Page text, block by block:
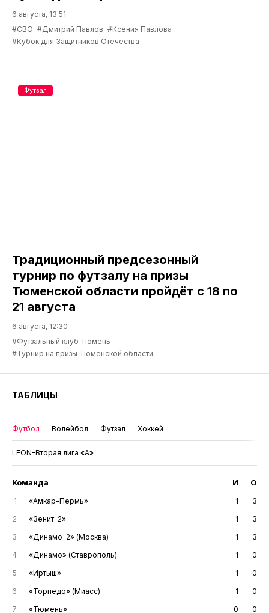
6 августа, 13:51
#СВО #Дмитрий Павлов #Ксения Павлова
#Кубок для Защитников Отечества
Традиционный предсезонный
турнир по футзалу на призы
Тюменской области пройдёт с 18 по
21 августа
6 августа, 12:30
#Футзальный клуб Тюмень
#Турнир на призы Тюменской области
Футзал
ТАБЛИЦЫ
Футбол Волейбол Футзал Хоккей
LEON-Вторая лига «А»
Команда И О
1 «Амкар-Пермь» 1
3
2
«Зенит-2» 1
3
3
«Динамо-2» (Москва) 1
3
4
«Динамо» (Ставрополь) 1
0
5
«Иртыш» 1
0
6
«Торпедо» (Миасс) 1
0
7
«Тюмень» 0 0